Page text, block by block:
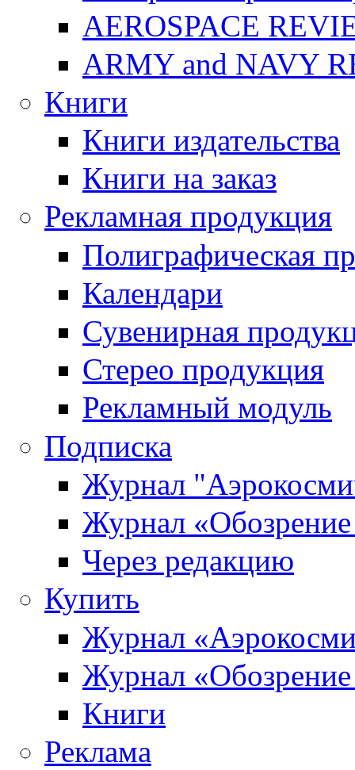
AEROSPACE
ARMY and NAVY
Книги
Книги издательства
Книги на заказ
Рекламная продукция
Полиграфическая
Календари
Сувенирная
Стерео продукция
Рекламный модуль
Подписка
Журнал
Журнал
Через редакцию
Купить
Журнал
Журнал
Книги
Реклама